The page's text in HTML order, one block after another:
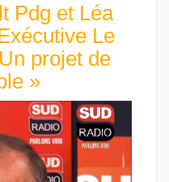
Pdg et Léa
Le
projet de
»